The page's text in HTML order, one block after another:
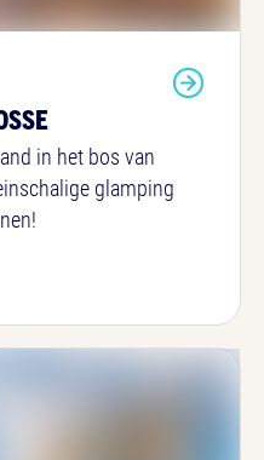
in het bos van
glamping